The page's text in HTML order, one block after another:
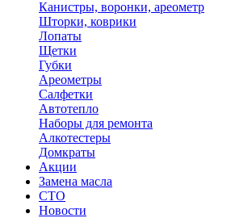
Канистры, воронки, ареометр
Шторки, коврики
Лопаты
Щетки
Губки
Ареометры
Салфетки
Автотепло
Наборы для ремонта
Алкотестеры
Домкраты
Акции
Замена масла
СТО
Новости